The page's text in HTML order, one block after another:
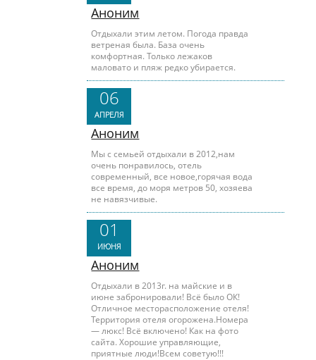
Аноним
Отдыхали этим летом. Погода правда
ветреная была. База очень
комфортная. Только лежаков
маловато и пляж редко убирается.
06
АПРЕЛЯ
Аноним
Мы с семьей отдыхали в 2012,нам
очень понравилось, отель
современный, все новое,горячая вода
все время, до моря метров 50, хозяева
не навязчивые.
01
ИЮНЯ
Аноним
Отдыхали в 2013г. на майские и в
июне забронировали! Всё было ОК!
Отличное месторасположение отеля!
Территория отеля огорожена.Номера
— люкс! Всё включено! Как на фото
сайта. Хорошие управляющие,
приятные люди!Всем советую!!!